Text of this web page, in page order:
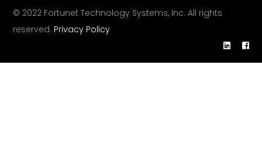
© 2022 Fortunet Technology Systems, Inc. All rights
reserved. Privacy Policy